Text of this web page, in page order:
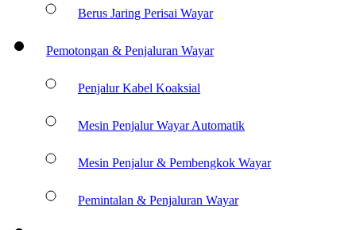
Berus Jaring Perisai Wayar
Pemotongan & Penjaluran Wayar
Penjalur Kabel Koaksial
Mesin Penjalur Wayar Automatik
Mesin Penjalur & Pembengkok Wayar
Pemintalan & Penjaluran Wayar